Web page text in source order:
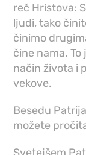
reč Hristova:
ljudi, tako
činimo
čine nama.
način života i
vekove.
Besedu
možete
Svetejšem